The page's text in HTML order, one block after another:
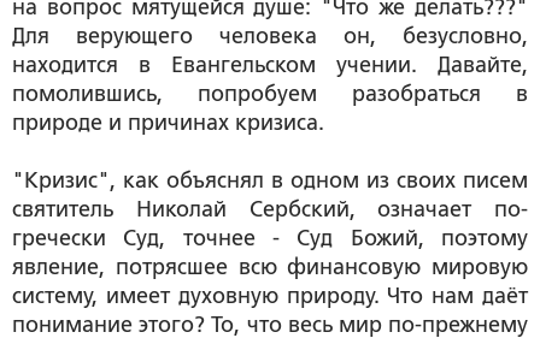
на вопрос мятущейся душе: "Что же делать???"
Для верующего человека он, безусловно,
находится в Евангельском учении. Давайте,
помолившись, попробуем разобраться в
природе и причинах кризиса.
"Кризис", как объяснял в одном из своих писем
святитель Николай Сербский, означает по-
гречески Суд, точнее - Суд Божий, поэтому
явление, потрясшее всю финансовую мировую
систему, имеет духовную природу. Что нам даёт
понимание этого? То, что весь мир по-прежнему